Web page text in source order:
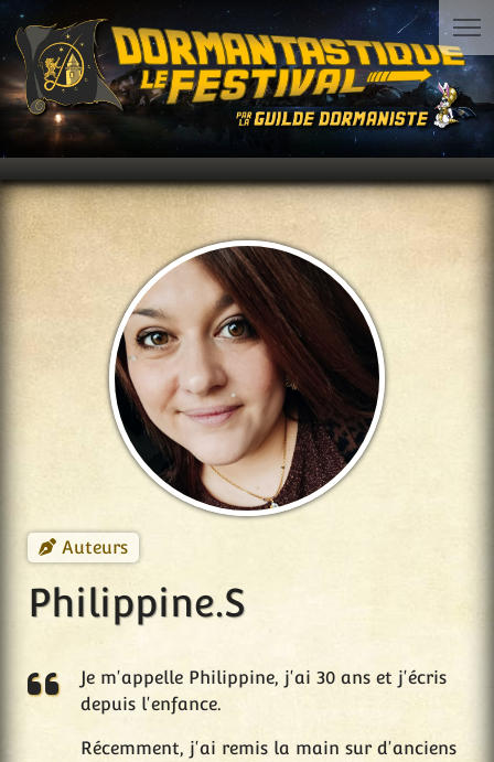
Auteurs
Philippine.S
Je m'appelle Philippine, j'ai 30 ans et j'écris
depuis l'enfance.
Récemment, j'ai remis la main sur d'anciens